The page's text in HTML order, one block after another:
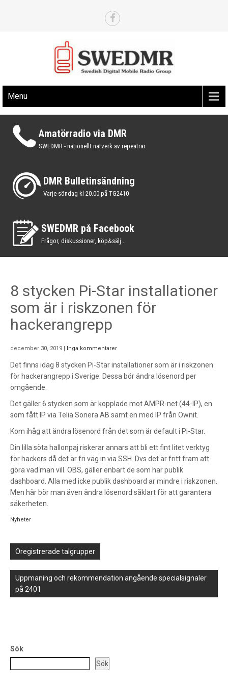
SWEDMR.SE
Menu
Amatörradio via DMR
SWEDMR - nationellt nätverk av repeatrar
DMR Bulletinsändning
Varje söndag kl 20.00 på TG2410
SWEDMR på Facebook
Frågor, diskussioner, köp&sälj...
8 stycken Pi-Star installationer
som är i riskzonen för
hackerangrepp
december 30, 2019 | Inga kommentarer
Det finns idag 8 stycken Pi-Star installationer som är i riskzonen
för hackerangrepp i Sverige. Dessa bör ändra lösenord per
omgående.
Det gäller 6 stycken som är kopplade mot AMPR-net (44-IP), en
som fått IP via Telia Sonera AB samt en med IP från Ownit.
Kom ihåg att ändra lösenord från det som är default i Pi-Star.
Din lilla söta hallonpaj riskerar annars att bli ett fint litet verktyg
för hackers då det är fri väg in via SSH. Dvs det är fritt fram att
göra vad man vill. OBS, gäller enbart de som har publik
dashboard. Alla med icke publik dashboard ar mindre i riskzonen.
Men här bör man även ändra lösenord såklart för att garantera
säkerheten.
Nyheter
Inläggsnavigering
Oregistrerade talgrupper
Uppmaning och rekommendation angående specialsignaler
på 2401
Sök
Sök